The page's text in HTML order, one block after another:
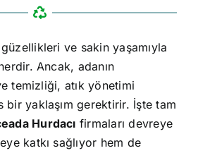
ve sakin yaşamıyla
Ancak, adanın
temizliği, atık yönetimi
bir yaklaşım gerektirir. İşte tam
Hurdacı firmaları devreye
katkı sağlıyor hem de